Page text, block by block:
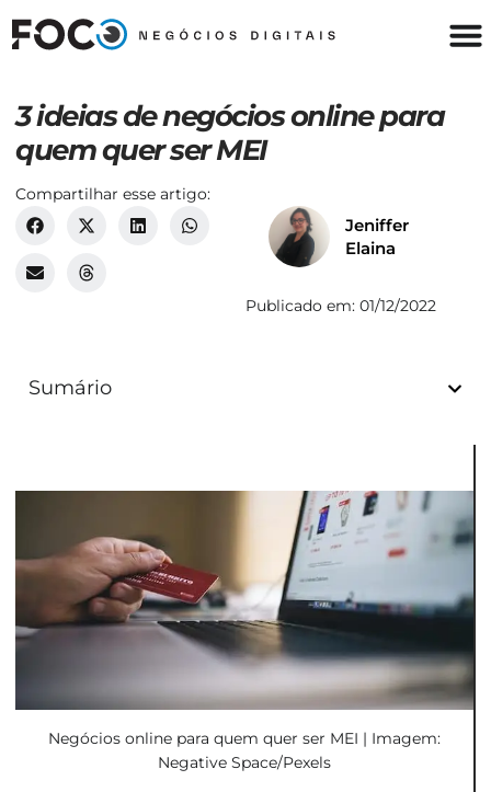
3 ideias de negócios online para
quem quer ser MEI
Compartilhar esse artigo:
Jeniffer
Elaina
Publicado em: 01/12/2022
Sumário
Negócios online para quem quer ser MEI | Imagem:
Negative Space/Pexels